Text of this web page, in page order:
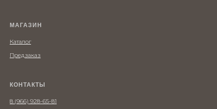
МАГАЗИН
Предзаказ
Каталог
КОНТАКТЫ
8 (966) 928-65-81